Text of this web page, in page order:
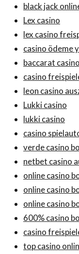
black jack
Lex casino
lex casino
casino ödeme
baccarat
casino
leon casino
Lukki casino
lukki casino
casino
verde casino
netbet casino
online casino
online casino
online casino
600% casino
casino
top casino